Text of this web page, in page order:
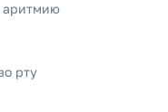
аритмию
рту